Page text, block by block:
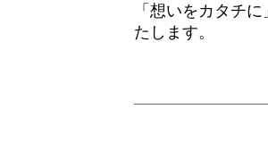
「想いをカタチ
たします。